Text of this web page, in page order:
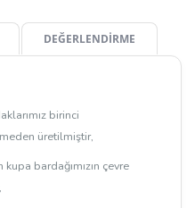
DEĞERLENDİRME
birinci
üretilmiştir,
bardağımızın çevre